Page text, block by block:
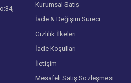
Kurumsal Satış
İade & Değişim Süreci
Gizlilik İlkeleri
İade Koşulları
İletişim
Mesafeli Satış Sözleşmesi